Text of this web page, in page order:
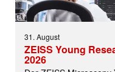
31. August
ZEISS Young
2026